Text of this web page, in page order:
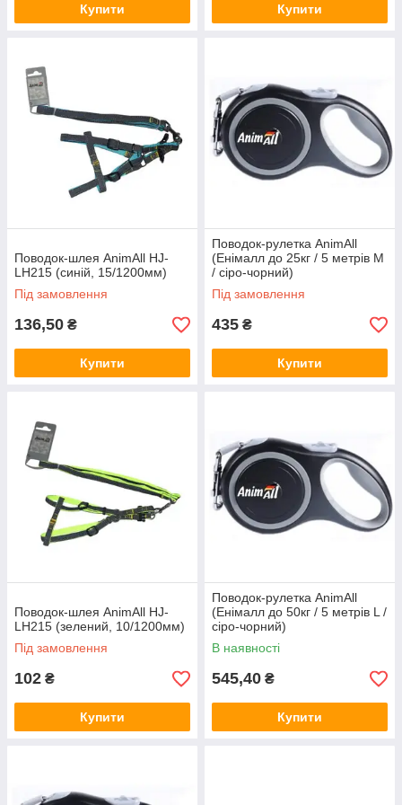
Купити Купити
Поводок-шлея AnimAll HJ-
LH215 (синій, 15/1200мм)
Під замовлення
136,50 ₴
Купити
Поводок-рулетка AnimАll
(Енімалл до 25кг / 5 метрів М
/ сіро-чорний)
Під замовлення
435 ₴
Купити
Поводок-шлея AnimAll HJ-
LH215 (зелений, 10/1200мм)
Під замовлення
102 ₴
Купити
Поводок-рулетка AnimАll
(Енімалл до 50кг / 5 метрів L /
сіро-чорний)
В наявності
545,40 ₴
Купити